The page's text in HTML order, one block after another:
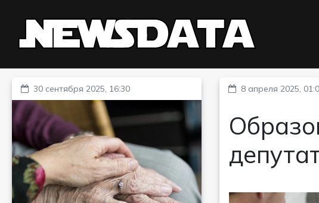
30 сентября 2025, 16:30 8 апреля 2025,